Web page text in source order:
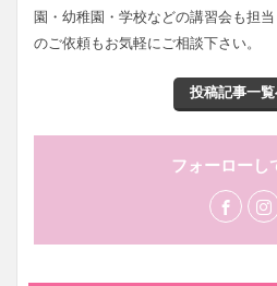
園・幼稚園・学校などの講習会も担
のご依頼もお気軽にご相談下さい。
投稿記事一
フォーローし